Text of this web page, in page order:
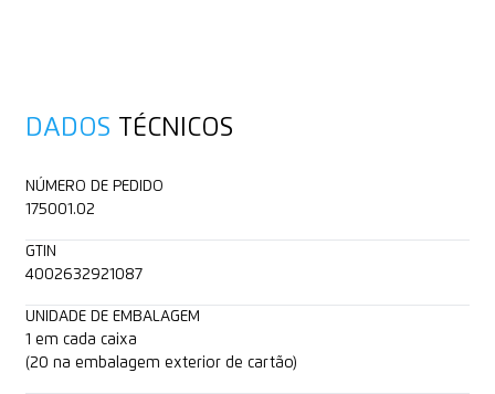
DADOS TÉCNICOS
NÚMERO DE PEDIDO
175001.02
GTIN
4002632921087
UNIDADE DE EMBALAGEM
1 em cada caixa
(20 na embalagem exterior de cartão)